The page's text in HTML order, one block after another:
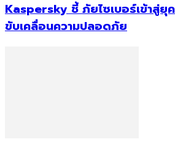
Kaspersky ชี้ ภัยไซเบอร์เข้าสู่
ขับเคลื่อนความปลอดภัย